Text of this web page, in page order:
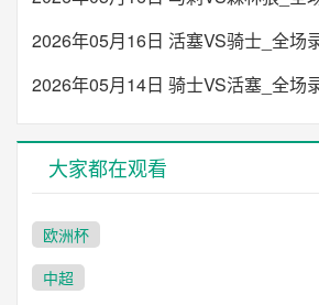
2026年05月16日 活塞VS骑士_全场
2026年05月14日 骑士VS活塞_全场
大家都在观看
欧洲杯
中超